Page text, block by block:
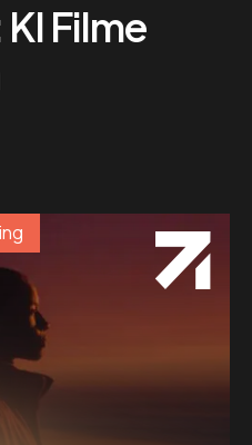
KI Filme